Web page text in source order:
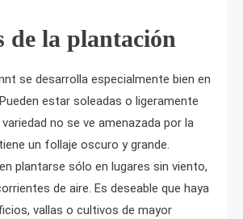
de la plantación
se desarrolla especialmente bien en
estar soleadas o ligeramente
no se ve amenazada por la
un follaje oscuro y grande.
plantarse sólo en lugares sin viento,
de aire. Es deseable que haya
vallas o cultivos de mayor